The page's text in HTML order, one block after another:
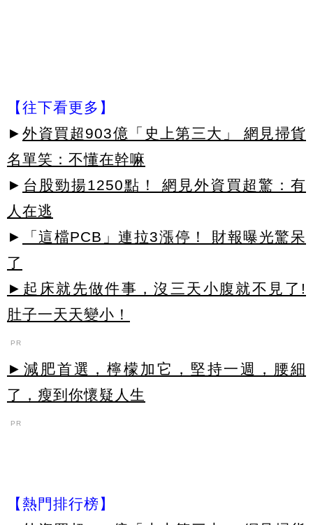
【往下看更多】
► 外資買超903億「史上第三大」 網見掃貨
名單笑：不懂在幹嘛
► 台股勁揚1250點！ 網見外資買超驚：有
人在逃
►
「這檔PCB」連拉3漲停！ 財報曝光驚呆
了
►起床就先做件事，沒三天小腹就不見了!
肚子一天天變小！
PR
►減肥首選，檸檬加它，堅持一週，腰細
了，瘦到你懷疑人生
PR
【熱門排行榜】